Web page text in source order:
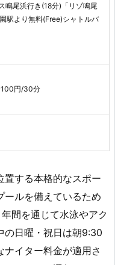
鳴尾浜行き(18分)「リゾ鳴尾
駅より無料(Free)シャトルバ
円/30分
置する本格的なスポー
ールを備えているため
間を通じて水泳やアク
の日曜・祝日は朝9:30
イター料金が適用さ